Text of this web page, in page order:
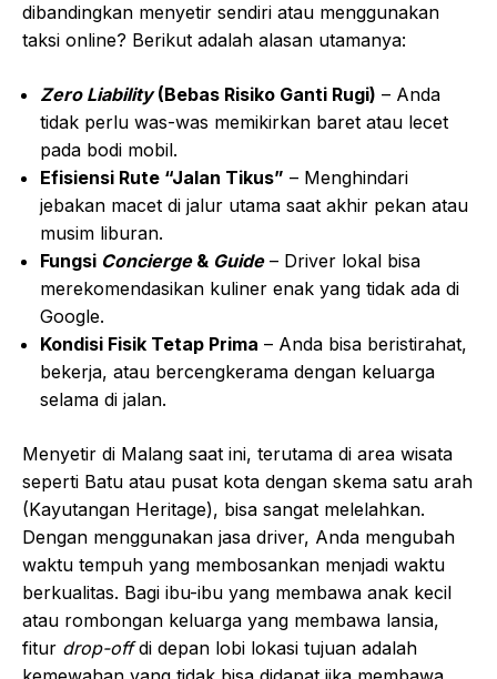
dibandingkan menyetir sendiri atau menggunakan
taksi online? Berikut adalah alasan utamanya:
Zero Liability(Bebas Risiko Ganti Rugi) – Anda
tidak perlu was-was memikirkan baret atau lecet
pada bodi mobil.
Efisiensi Rute “Jalan Tikus” – Menghindari
jebakan macet di jalur utama saat akhir pekan atau
musim liburan.
Fungsi Concierge& Guide– Driver lokal bisa
merekomendasikan kuliner enak yang tidak ada di
Google.
Kondisi Fisik Tetap Prima – Anda bisa beristirahat,
bekerja, atau bercengkerama dengan keluarga
selama di jalan.
Menyetir di Malang saat ini, terutama di area wisata
seperti Batu atau pusat kota dengan skema satu arah
(Kayutangan Heritage), bisa sangat melelahkan.
Dengan menggunakan jasa driver, Anda mengubah
waktu tempuh yang membosankan menjadi waktu
berkualitas. Bagi ibu-ibu yang membawa anak kecil
atau rombongan keluarga yang membawa lansia,
fitur drop-offdi depan lobi lokasi tujuan adalah